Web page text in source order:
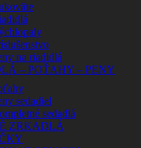
na riadidlá
– POŤAHY – PENY
sedadiel
sedadlá
ZRKADLÁ